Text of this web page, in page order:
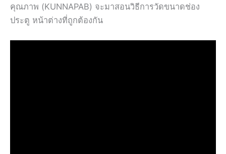
คุณภาพ (KUNNAPAB) จะมาสอนวิธีการวัดขนาดช่อง
ประตู หน้าต่างที่ถูกต้องกัน